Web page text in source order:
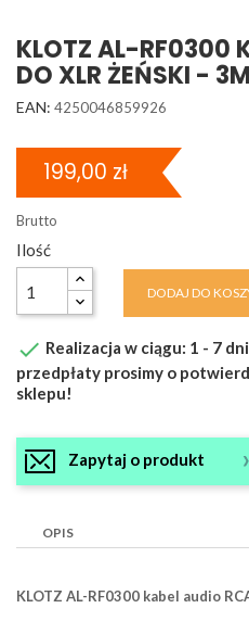
KLOTZ AL-RF0300
DO XLR ŻEŃSKI - 3M
EAN: 4250046859926
199,00 zł
Brutto
Ilość
DODAJ DO
 Realizacja w ciągu: 1 - 7
przedpłaty prosimy o
sklepu!
Zapytaj o produkt
OPIS
KLOTZ AL-RF0300 kabel audio